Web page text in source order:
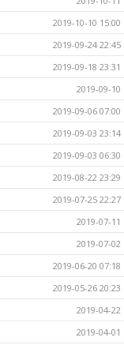
2019-10-10 15:00
2019-09-24 22:45
2019-09-18 23:31
2019-09-10
2019-09-06 07:00
2019-09-03 23:14
2019-09-03 06:30
2019-08-22 23:29
2019-07-25 22:27
2019-07-11
2019-07-02
2019-06-20 07:18
2019-05-26 20:23
2019-04-22
2019-04-01